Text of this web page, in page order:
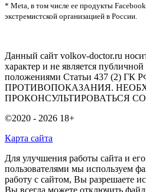
* Meta, в том числе ее продукты
экстремистской организацией в России.
Данный сайт volkov-doctor.ru
характер и не является
положениями Статьи 437 (2)
ПРОТИВОПОКАЗАНИЯ.
ПРОКОНСУЛЬТИРОВАТЬСЯ
©2020 - 2026 18+
Карта сайта
Для улучшения работы сайта и
пользователями мы используем
работу с сайтом, Вы разрешаете
Вы всегда можете отключить